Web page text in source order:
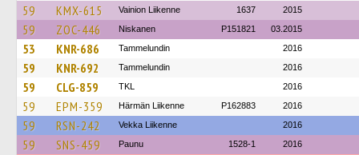
59 KMX-615 Vainion Liikenne 1637 2015
59 ZOC-446 Niskanen P151821 03.2015
53 KNR-686 Tammelundin 2016
59 KNR-692 Tammelundin 2016
59 CLG-859 TKL 2016
59 EPM-359 Härmän Liikenne P162883 2016
59 RSN-242 Vekka Liikenne 2016
59 SNS-459 Paunu 1528-1 2016